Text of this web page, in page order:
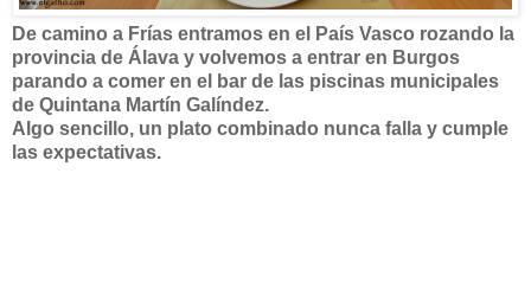
De camino a Frías entramos en el País Vasco rozando la
provincia de Álava y volvemos a entrar en Burgos
parando a comer en el bar de las piscinas municipales
de Quintana Martín Galíndez.
Algo sencillo, un plato combinado nunca falla y cumple
las expectativas.